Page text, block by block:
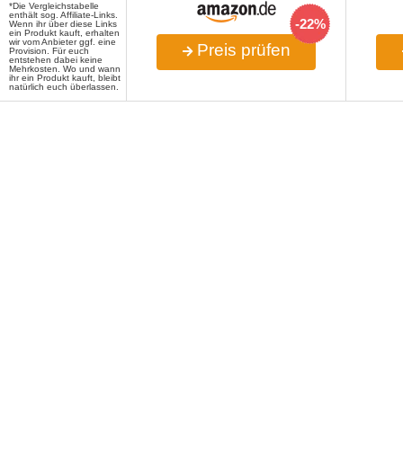
-22%
Preis prüfen
*Die Vergleichstabelle
enthält sog. Affiliate-Links.
Wenn ihr über diese Links
ein Produkt kauft, erhalten
wir vom Anbieter ggf. eine
Provision. Für euch
entstehen dabei keine
Mehrkosten. Wo und wann
ihr ein Produkt kauft, bleibt
natürlich euch überlassen.